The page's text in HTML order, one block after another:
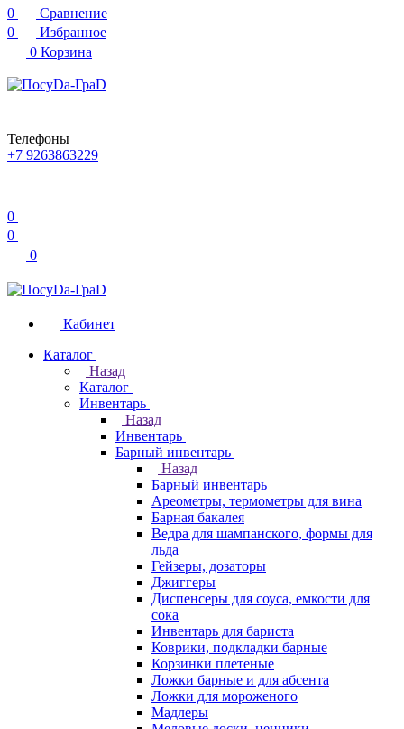
0
Сравнение
0
Избранное
0 Корзина
Телефоны
+7 9263863229
0
0
0
Кабинет
Каталог
Назад
Каталог
Инвентарь
Назад
Инвентарь
Барный инвентарь
Назад
Барный инвентарь
Ареометры, термометры для вина
Барная бакалея
Ведра для шампанского, формы для
льда
Гейзеры, дозаторы
Джиггеры
Диспенсеры для соуса, емкости для
сока
Инвентарь для бариста
Коврики, подкладки барные
Корзинки плетеные
Ложки барные и для абсента
Ложки для мороженого
Мадлеры